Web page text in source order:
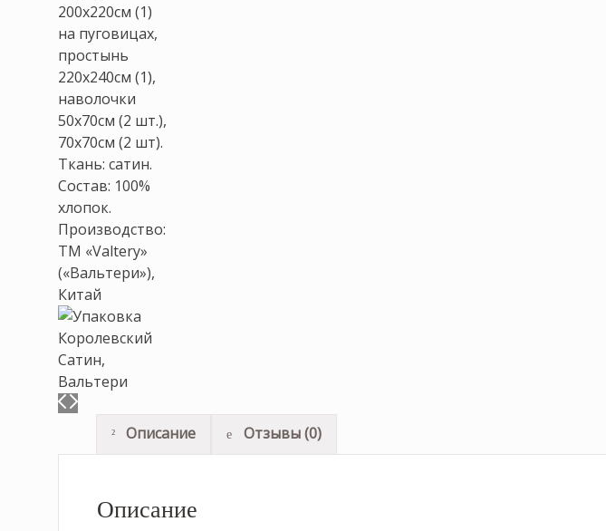
Описание Отзывы (0)
Описание